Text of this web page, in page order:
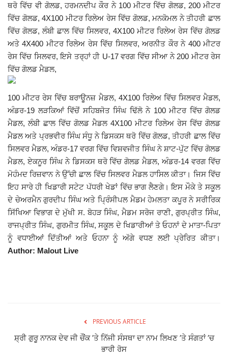
Railway Time Table
Lambi
Sri Muktsar Sahib News
Life & Style
Important
Contact Us
ਥਰੋ ਵਿੱਚ ਵੀ ਗੋਲਡ, ਹਰਮਨਦੀਪ ਕੌਰ ਨੇ 100 ਮੀਟਰ ਵਿੱਚ ਗੋਲਡ, 200 ਮੀਟਰ
ਵਿੱਚ ਗੋਲਡ, 4X100 ਮੀਟਰ ਰਿਲੇਅ ਰੇਸ ਵਿੱਚ ਗੋਲਡ, ਮਨਕੋਮਲ ਨੇ ਤੀਹਰੀ ਛਾਲ
ਵਿੱਚ ਗੋਲਡ, ਲੰਬੀ ਛਾਲ ਵਿੱਚ ਸਿਲਵਰ, 4X100 ਮੀਟਰ ਰਿਲੇਅ ਰੇਸ ਵਿੱਚ ਗੋਲਡ
ਅਤੇ 4X400 ਮੀਟਰ ਰਿਲੇਅ ਰੇਸ ਵਿੱਚ ਸਿਲਵਰ, ਅਰਨੀਤ ਕੌਰ ਨੇ 400 ਮੀਟਰ
ਰੇਸ ਵਿੱਚ ਸਿਲਵਰ,ਇਸੇ ਤਰ੍ਹਾਂ ਹੀ U-17 ਵਰਗ ਵਿੱਚ ਸੀਆ ਨੇ 200 ਮੀਟਰ ਰੇਸ
ਵਿੱਚ ਗੋਲਡ ਮੈਡਲ,
100 ਮੀਟਰ ਰੇਸ ਵਿੱਚ ਬਰਾਊਨਜ਼ ਮੈਡਲ, 4X100 ਰਿਲੇਅ ਵਿੱਚ ਸਿਲਵਰ ਮੈਡਲ,
ਅੰਡਰ-19 ਲੜਕਿਆਂ ਵਿੱਚੋਂ ਸਹਿਬਜੋਤ ਸਿੰਘ ਢਿੱਲੋ ਨੇ 100 ਮੀਟਰ ਵਿੱਚ ਗੋਲਡ
ਮੈਡਲ, ਲੰਬੀ ਛਾਲ ਵਿੱਚ ਗੋਲਡ ਮੈਡਲ 4X100 ਮੀਟਰ ਰਿਲੇਅ ਰੇਸ ਵਿੱਚ ਗੋਲਡ
ਮੈਡਲ ਅਤੇ ਪ੍ਰਭਵੀਰ ਸਿੰਘ ਸੰਧੂ ਨੇ ਡਿਸਕਸ ਥਰੋ ਵਿੱਚ ਗੋਲਡ, ਤੀਹਰੀ ਛਾਲ ਵਿੱਚ
ਸਿਲਵਰ ਮੈਡਲ, ਅੰਡਰ-17 ਵਰਗ ਵਿੱਚ ਵਿਸ਼ਵਜੀਤ ਸਿੰਘ ਨੇ ਸ਼ਾਟ-ਪੁੱਟ ਵਿੱਚ ਗੋਲਡ
ਮੈਡਲ, ਏਕਨੂਰ ਸਿੰਘ ਨੇ ਡਿਸਕਸ ਥਰੋ ਵਿੱਚ ਗੋਲਡ ਮੈਡਲ, ਅੰਡਰ-14 ਵਰਗ ਵਿੱਚ
ਮੋਹੰਮਦ ਰਿਜ਼ਵਾਨ ਨੇ ਉੱਚੀ ਛਾਲ ਵਿੱਚ ਸਿਲਵਰ ਮੈਡਲ ਹਾਸਿਲ ਕੀਤਾ। ਜਿਸ ਵਿੱਚ
ਇਹ ਸਾਰੇ ਹੀ ਖਿਡਾਰੀ ਸਟੇਟ ਪੱਧਰੀ ਖੇਡਾਂ ਵਿੱਚ ਭਾਗ ਲੈਣਗੇ। ਇਸ ਮੌਕੇ ਤੇ ਸਕੂਲ
ਦੇ ਚੇਅਰਮੈਨ ਗੁਰਦੀਪ ਸਿੰਘ ਅਤੇ ਪ੍ਰਿੰਸੀਪਲ ਮੈਡਮ ਹੇਮਲਤਾ ਕਪੂਰ ਨੇ ਸਰੀਰਿਕ
ਸਿੱਖਿਆ ਵਿਭਾਗ ਦੇ ਮੁੱਖੀ ਸ. ਬੋਹੜ ਸਿੰਘ, ਮੈਡਮ ਸਰੋਜ ਰਾਣੀ, ਗੁਰਪ੍ਰੀਤ ਸਿੰਘ,
ਰਾਜਪ੍ਰੀਤ ਸਿੰਘ, ਗੁਰਮੀਤ ਸਿੰਘ, ਸਕੂਲ ਦੇ ਖਿਡਾਰੀਆਂਤੇ ਓਹਨਾਂ ਦੇ ਮਾਤਾ-ਪਿਤਾ
ਨੂੰ ਵਧਾਈਆਂ ਦਿੱਤੀਆਂ ਅਤੇ ਓਹਨਾ ਨੂੰ ਅੱਗੇ ਵਧਣ ਲਈ ਪ੍ਰੇਰਿਤ ਕੀਤਾ।
Author: Malout Live
PREVIOUS ARTICLE
ਸ਼੍ਰੀ ਗੁਰੂ ਨਾਨਕ ਦੇਵ ਜੀ ਚੌਂਕ ’ਤੇ ਨਿੱਜੀ ਸੰਸਥਾ ਦਾ ਨਾਮ ਲਿਖਣ ’ਤੇ ਸੰਗਤਾਂ ’ਚ
ਭਾਰੀ ਰੋਸ